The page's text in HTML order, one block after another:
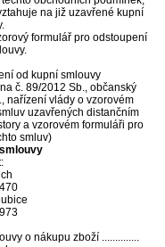
na již uzavřené kupní
formulář pro odstoupení
od kupní smlouvy
č. 89/2012 Sb., občanský
nařízení vlády o vzorovém
uzavřených distančním
a vzorovém formuláři pro
smluv)
o nákupu zboží ..............